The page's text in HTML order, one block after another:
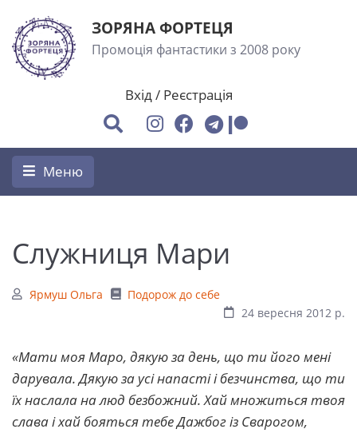
ЗОРЯНА ФОРТЕЦЯ
Промоція фантастики з 2008 року
Вхід/ Реєстрація
Меню
Служниця Мари
Ярмуш Ольга
Подорож до себе
24 вересня 2012 р.
«Мати моя Маро, дякую за день, що ти його мені
дарувала. Дякую за усі напасті і безчинства, що ти
їх наслала на люд безбожний. Хай множиться твоя
слава і хай бояться тебе Дажбог із Сварогом,